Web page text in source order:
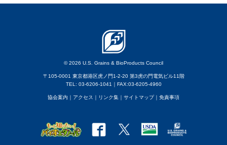
© 2026 U.S. Grains & BioProducts Council
〒105-0001 東京都港区虎ノ門1-2-20 第3虎の門電気ビル11階
TEL: 03-6206-1041｜FAX:03-6205-4960
協会案内 ｜アクセス ｜ リンク集 ｜ サイトマップ｜ 免責事項